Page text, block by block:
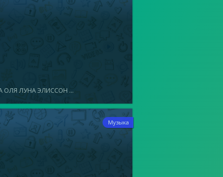
ОЛЯ ЛУНА ЭЛИССОН ...
Музыка